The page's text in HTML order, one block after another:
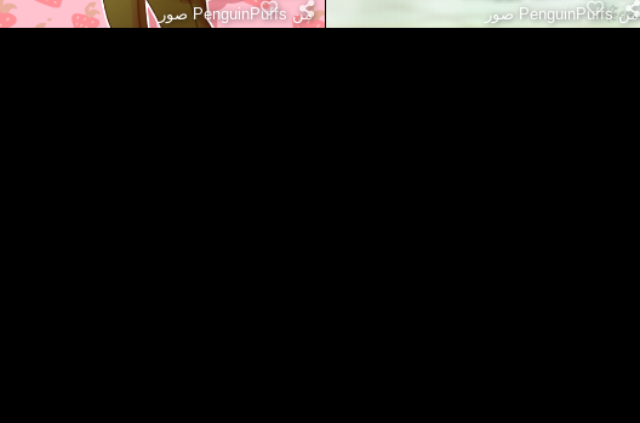
من PenguinPuffs صور منPenguinPuffs صور